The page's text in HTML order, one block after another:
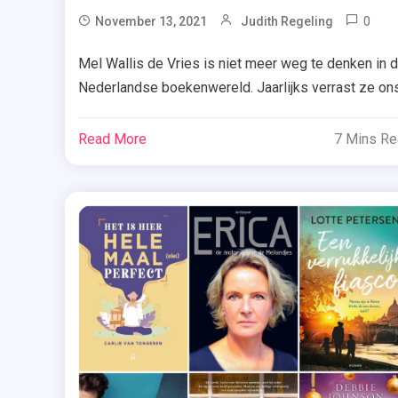
November 13, 2021 Judith Regeling 0
,
,
De
,
Mel Wallis de Vries is niet meer weg te denken in
Nederlandse boekenwereld. Jaarlijks verrast ze
één ding staat dan altijd vast: ik wil ‘m lezen. Ben je
Read More 7 Mins